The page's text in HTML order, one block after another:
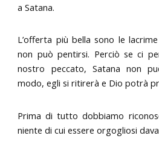
a Satana.
L’offerta più bella sono le
non può pentirsi. Perciò se ci
nostro peccato, Satana non
modo, egli si ritirerà e Dio potrà
Prima di tutto dobbiamo
niente di cui essere orgogliosi